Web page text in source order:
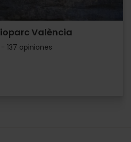
València
- 137 opiniones